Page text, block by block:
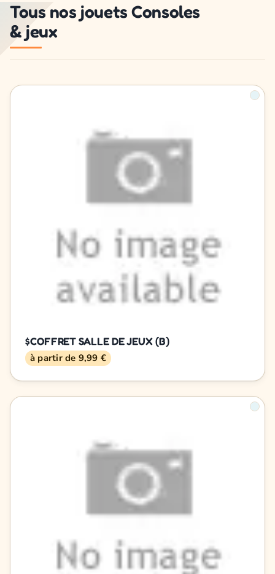
Tous nos jouets Consoles
& jeux
$COFFRET SALLE DE JEUX (B)
à partir de 9,99 €